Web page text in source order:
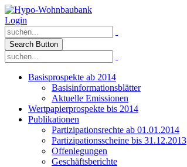
Login
Search Button
Basisprospekte ab 2014
Basisinformationsblätter
Aktuelle Emissionen
Wertpapierprospekte bis 2014
Publikationen
Partizipationsrechte ab 01.01.2014
Partizipationsscheine bis 31.12.2013
Offenlegungen
Geschäftsberichte